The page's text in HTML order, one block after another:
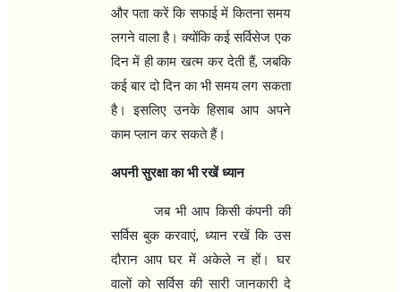
और पता करें कि सफाई में कितना समय
लगने वाला है। क्योंकि कई सर्विसेज एक
दिन में ही काम खत्म कर देती हैं,जबकि
कई बार दो दिन का भी समय लग सकता
है। इसलिए उनके हिसाब आप अपने
काम प्लान कर सकते हैं।
अपनी सुरक्षा का भी रखें ध्यान
जब भी आप किसी कंपनी की
सर्विस बुक करवाएं, ध्यान रखें कि उस
दौरान आप घर में अकेले न हों। घर
वालों को सर्विस की सारी जानकारी दे